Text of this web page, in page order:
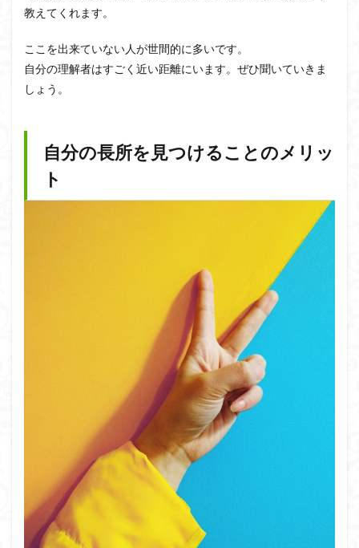
教えてくれます。
ここを出来ていない人が世間的に多いです。
自分の理解者はすごく近い距離にいます。ぜひ聞いていきま
しょう。
自分の長所を見つけることのメリッ
ト